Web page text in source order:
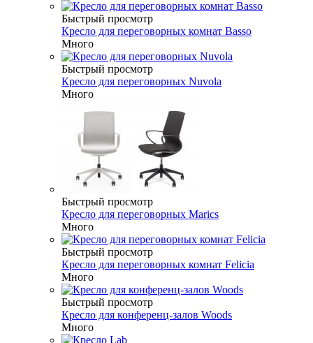
Быстрый просмотр
Кресло для переговорных комнат Basso
Много
Быстрый просмотр
Кресло для переговорных Nuvola
Много
Быстрый просмотр
Кресло для переговорных Marics
Много
Быстрый просмотр
Кресло для переговорных комнат Felicia
Много
Быстрый просмотр
Кресло для конференц-залов Woods
Много